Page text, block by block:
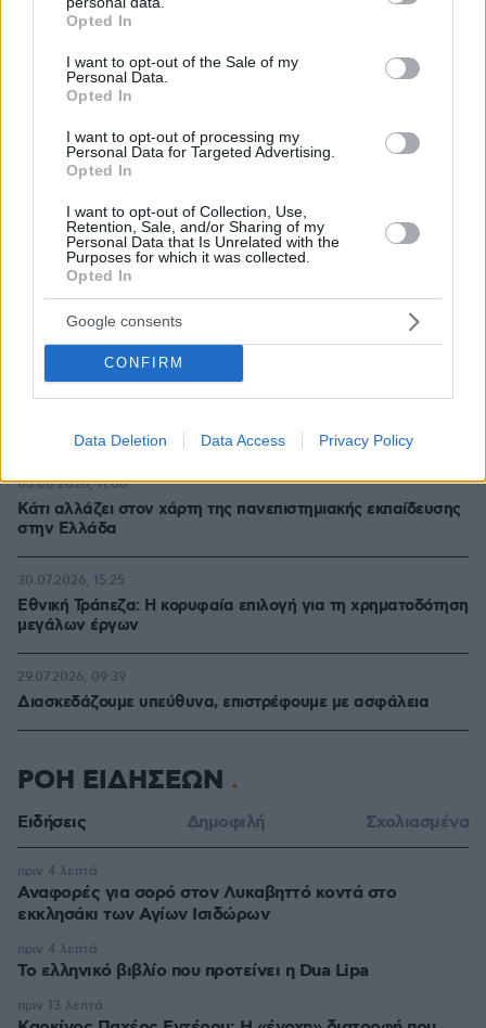
grant or deny consent to Google and its third-party tags to
use your data for below specified purposes in below Google
consent section.
Opted In
I want to opt-out of the Sale of my
Personal Data.
Opted In
I want to opt-out of processing my
Personal Data for Targeted Advertising.
Opted In
I want to opt-out of Collection, Use,
Retention, Sale, and/or Sharing of my
Personal Data that Is Unrelated with the
Purposes for which it was collected.
Opted In
Google consents
CONFIRM
Data Deletion Data Access Privacy Policy
Κάτι αλλάζει στον χάρτη της πανεπιστημιακής εκπαίδευσης
στην Ελλάδα
03.08.2026, 11:06
Εθνική Τράπεζα: Η κορυφαία επιλογή για τη χρηματοδότηση
μεγάλων έργων
30.07.2026, 15:25
Διασκεδάζουμε υπεύθυνα, επιστρέφουμε με ασφάλεια
29.07.2026, 09:39
ΡΟΗ ΕΙΔΗΣΕΩΝ
Ειδήσεις Δημοφιλή Σχολιασμένα
Αναφορές για σορό στον Λυκαβηττό κοντά στο
εκκλησάκι των Αγίων Ισιδώρων
πριν 4 λεπτά
Το ελληνικό βιβλίο που προτείνει η Dua Lipa
πριν 4 λεπτά
πριν 13 λεπτά